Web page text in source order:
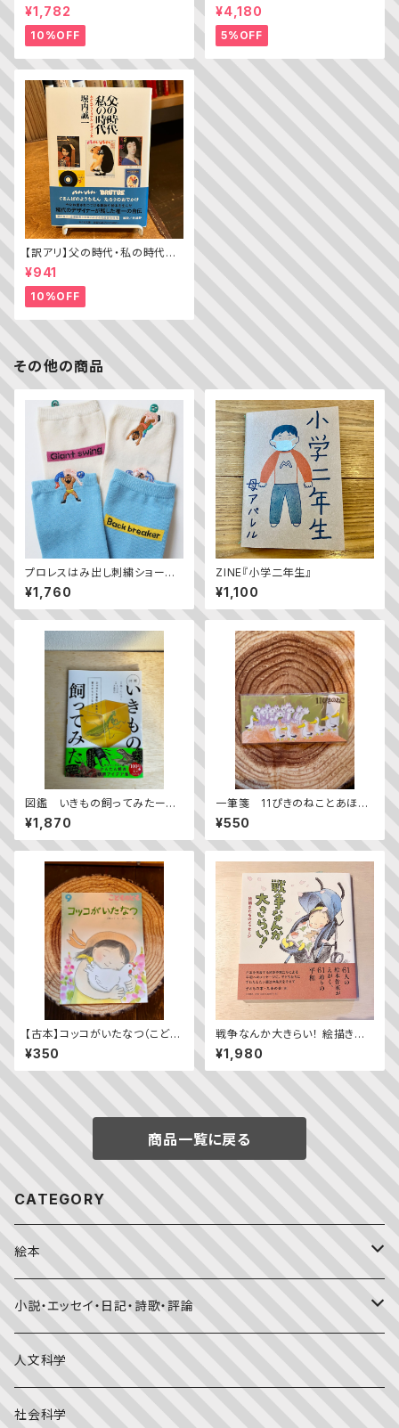
ちきゅうのパン（普及版 かこさ
¥1,782
10%OFF
lice’s Adventures in WOND
ERLAND）
¥4,180
5%OFF
【訳アリ】父の時代・私の時代
─わがエディトリアル・デザイン
史
¥941
10%OFF
その他の商品
プロレスはみ出し刺繍ショートソ
ックス（2足組）
¥1,760
ZINE『小学二年生』
¥1,100
図鑑 いきもの飼ってみたーカ
マキリを黄色い世界で育てたら
どうなる？
¥1,870
一筆箋 11ぴきのねことあほう
どり
¥550
【古本】コッコがいたなつ（こども
のとも2023年9月号）
¥350
戦争なんか大きらい！ 絵描きた
ちのメッセージ
¥1,980
商品一覧に戻る
CATEGORY
絵本
福音館書店月刊誌
こどものとも0.1.2
こどものとも年少版
その他の月刊誌
おはなしプーカ
日本の絵本
小説・エッセイ・日記・詩歌・評論
日本文学
詩・短歌・俳句・ことば
人文科学
社会科学